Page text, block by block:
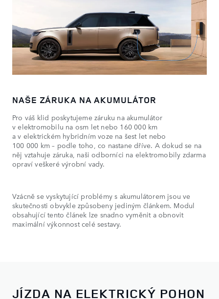
NAŠE ZÁRUKA NA AKUMULÁTOR
Pro váš klid poskytujeme záruku na akumulátor
v elektromobilu na osm let nebo 160 000 km
a v elektrickém hybridním voze na šest let nebo
100 000 km – podle toho, co nastane dříve. A dokud se na
něj vztahuje záruka, naši odborníci na elektromobily zdarma
opraví veškeré výrobní vady.
Vzácně se vyskytující problémy s akumulátorem jsou ve
skutečnosti obvykle způsobeny jediným článkem. Modul
obsahující tento článek lze snadno vyměnit a obnovit
maximální výkonnost celé sestavy.
JÍZDA NA ELEKTRICKÝ POHON